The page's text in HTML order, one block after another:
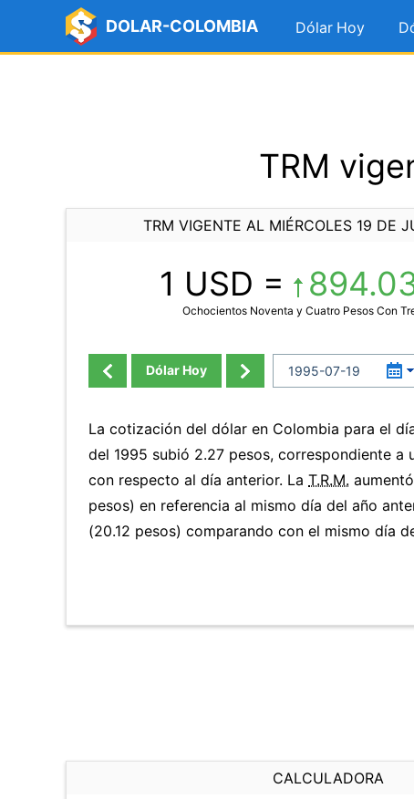
DOLAR-COLOMBIA Dólar Hoy
TRM
TRM VIGENTE AL MIÉRCOLES 19 DE
1 USD =
Ochocientos Noventa y Cuatro Pesos Con
Dólar Hoy
La cotización del dólar en Colombia para el
del 1995 subió 2.27 pesos, correspondiente a
con respecto al día anterior. La T.R.M.
pesos) en referencia al mismo día del año
(20.12 pesos) comparando con el mismo día
CALCULADORA